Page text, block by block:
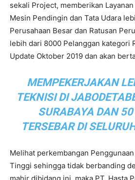
sekali Project, memberikan
Mesin Pendingin dan Tata Udara
Perusahaan Besar dan Ratusan
lebih dari 8000 Pelanggan kategori
Update Oktober 2019 dan akan
MEMPEKERJAKAN
TEKNISI DI
SURABAYA DAN
TERSEBAR DI
Melihat perkembangan
Tinggi sehingga tidak berbanding